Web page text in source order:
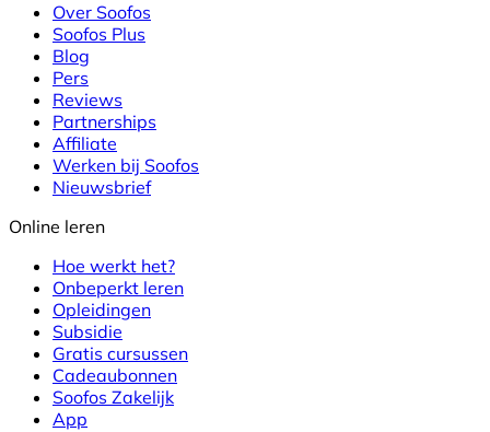
Over Soofos
Soofos Plus
Blog
Pers
Reviews
Partnerships
Affiliate
Werken bij Soofos
Nieuwsbrief
Online leren
Hoe werkt het?
Onbeperkt leren
Opleidingen
Subsidie
Gratis cursussen
Cadeaubonnen
Soofos Zakelijk
App